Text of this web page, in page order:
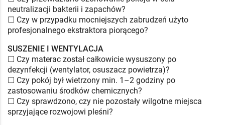
neutralizacji bakterii i zapachów?
☐ Czy w przypadku mocniejszych zabrudzeń użyto
profesjonalnego ekstraktora piorącego?
SUSZENIE I WENTYLACJA
☐ Czy materac został całkowicie wysuszony po
dezynfekcji (wentylator, osuszacz powietrza)?
☐ Czy pokój był wietrzony min. 1–2 godziny po
zastosowaniu środków chemicznych?
☐ Czy sprawdzono, czy nie pozostały wilgotne miejsca
sprzyjające rozwojowi pleśni?